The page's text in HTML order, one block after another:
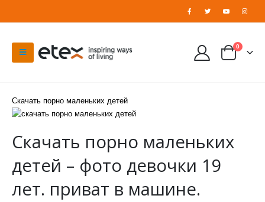
0
Скачать порно маленьких детей
Скачать порно маленьких
детей – фото девочки 19
лет. приват в машине.